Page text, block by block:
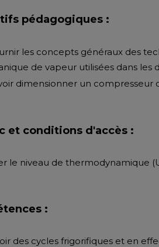
pédagogiques :
les concepts généraux des
de vapeur utilisées dans
dimensionner un compresseur
et conditions d'accès :
le niveau de thermodynamique
:
des cycles frigorifiques et en